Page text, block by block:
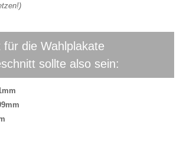
für die Wahlplakate
sollte also sein: